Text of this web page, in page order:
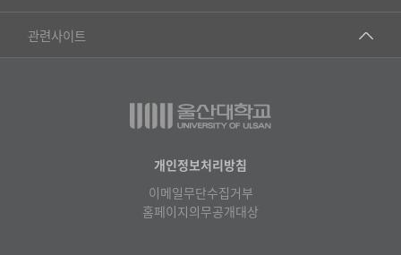
▷일본어·일본학과
▷프랑스어·프랑스학과
공학교육혁신센터
물리BK 미래혁신응집물질물리인재교육연구단
관련사이트
건강가정지원센터
교수협의회
온라인 기술거래 플랫폼
개인정보처리방침
이메일무단수집거부
홈페이지의무공개대상